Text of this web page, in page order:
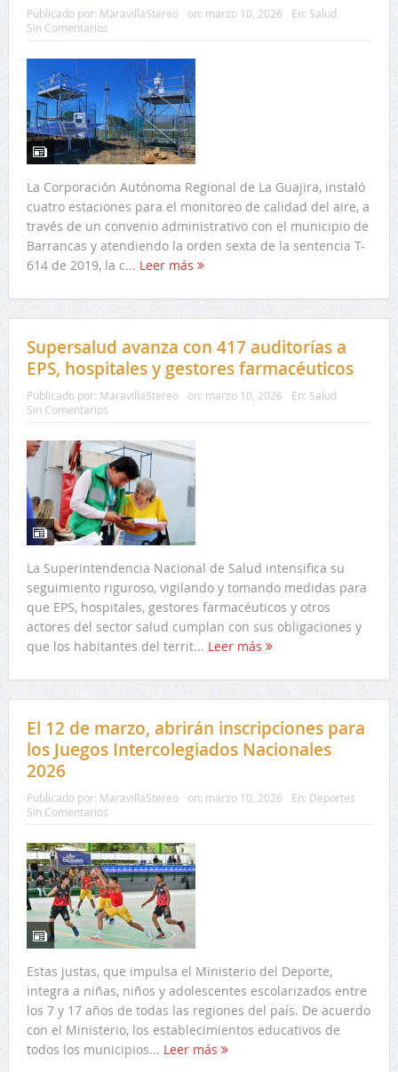
Publicado por: MaravillaStereo on: marzo 10, 2026 En: Salud
Sin Comentarios
La Corporación Autónoma Regional de La Guajira, instaló
cuatro estaciones para el monitoreo de calidad del aire, a
través de un convenio administrativo con el municipio de
Barrancas y atendiendo la orden sexta de la sentencia T-
614 de 2019, la c... Leer más
Supersalud avanza con 417 auditorías a
EPS, hospitales y gestores farmacéuticos
Publicado por: MaravillaStereo on: marzo 10, 2026 En: Salud
Sin Comentarios
La Superintendencia Nacional de Salud intensifica su
seguimiento riguroso, vigilando y tomando medidas para
que EPS, hospitales, gestores farmacéuticos y otros
actores del sector salud cumplan con sus obligaciones y
que los habitantes del territ... Leer más
El 12 de marzo, abrirán inscripciones para
los Juegos Intercolegiados Nacionales
2026
Publicado por: MaravillaStereo on: marzo 10, 2026 En: Deportes
Sin Comentarios
Estas justas, que impulsa el Ministerio del Deporte,
integra a niñas, niños y adolescentes escolarizados entre
los 7 y 17 años de todas las regiones del país. De acuerdo
con el Ministerio, los establecimientos educativos de
todos los municipios... Leer más